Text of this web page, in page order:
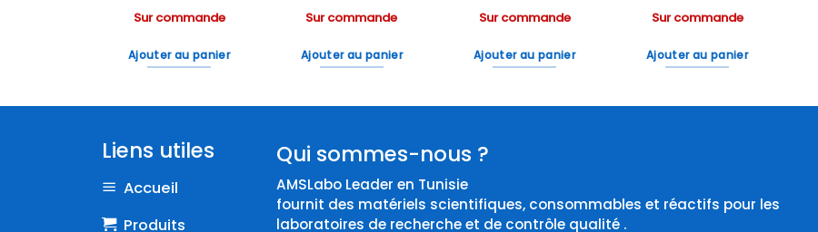
Sur commande
Ajouter au panier
Sur commande
Ajouter au panier
Sur commande
Ajouter au panier
Sur commande
Ajouter au panier
Liens utiles
Accueil
Produits
Qui sommes-nous ?
AMSLabo Leader en Tunisie
fournit des matériels scientifiques, consommables et réactifs pour les
laboratoires de recherche et de contrôle qualité .